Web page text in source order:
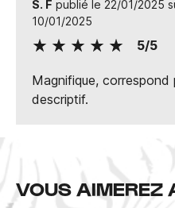
S. F publié le 22/01/2025
10/01/2025
5/5
Magnifique, correspond
descriptif.
VOUS AIMEREZ